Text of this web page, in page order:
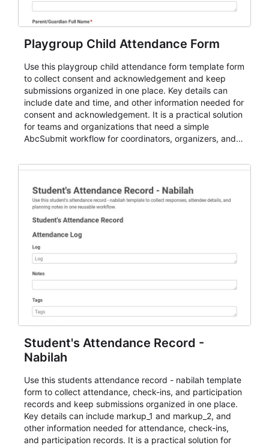
Playgroup Child Attendance Form
Use this playgroup child attendance form template form
to collect consent and acknowledgement and keep
submissions organized in one place. Key details can
include date and time, and other information needed for
consent and acknowledgement. It is a practical solution
for teams and organizations that need a simple
AbcSubmit workflow for coordinators, organizers, and
Student's Attendance Record -
Nabilah
Use this students attendance record - nabilah template
form to collect attendance, check-ins, and participation
records and keep submissions organized in one place.
Key details can include markup_1 and markup_2, and
other information needed for attendance, check-ins,
and participation records. It is a practical solution for